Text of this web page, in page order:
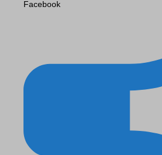
Facebook